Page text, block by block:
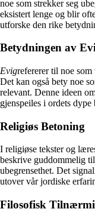
noe som strekker seg
eksistert lenge og blir
utforske den rike
Betydningen av
Evigrefererer til noe
Det kan også bety noe
relevant. Denne ideen
gjenspeiles i ordets dype
Religiøs Betoning
I religiøse tekster og
beskrive guddommelig
ubegrensethet. Det
utover vår jordiske
Filosofisk